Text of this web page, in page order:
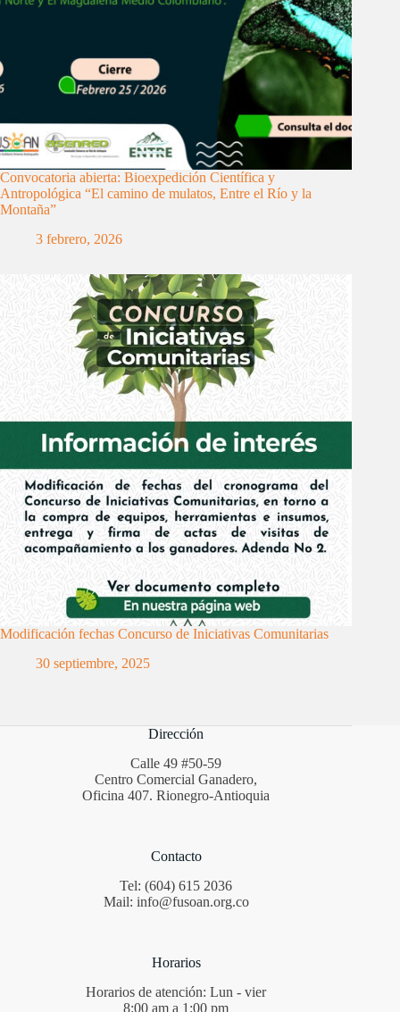
Convocatoria abierta: Bioexpedición Científica y
Antropológica “El camino de mulatos, Entre el Río y la
Montaña”
3 febrero, 2026
Modificación fechas Concurso de Iniciativas Comunitarias
30 septiembre, 2025
Dirección
Calle 49 #50-59
Centro Comercial Ganadero,
Oficina 407. Rionegro-Antioquia
Contacto
Tel: (604) 615 2036
Mail: info@fusoan.org.co
Horarios
Horarios de atención: Lun - vier
8:00 am a 1:00 pm